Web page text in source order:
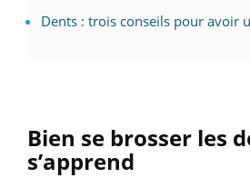
Dents : trois conseils pour avoir
Bien se brosser les
s’apprend